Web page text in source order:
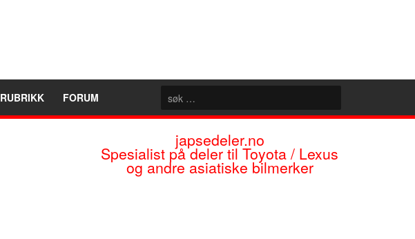
RUBRIKK FORUM
japsedeler.no
Spesialist på deler til Toyota / Lexus
og andre asiatiske bilmerker